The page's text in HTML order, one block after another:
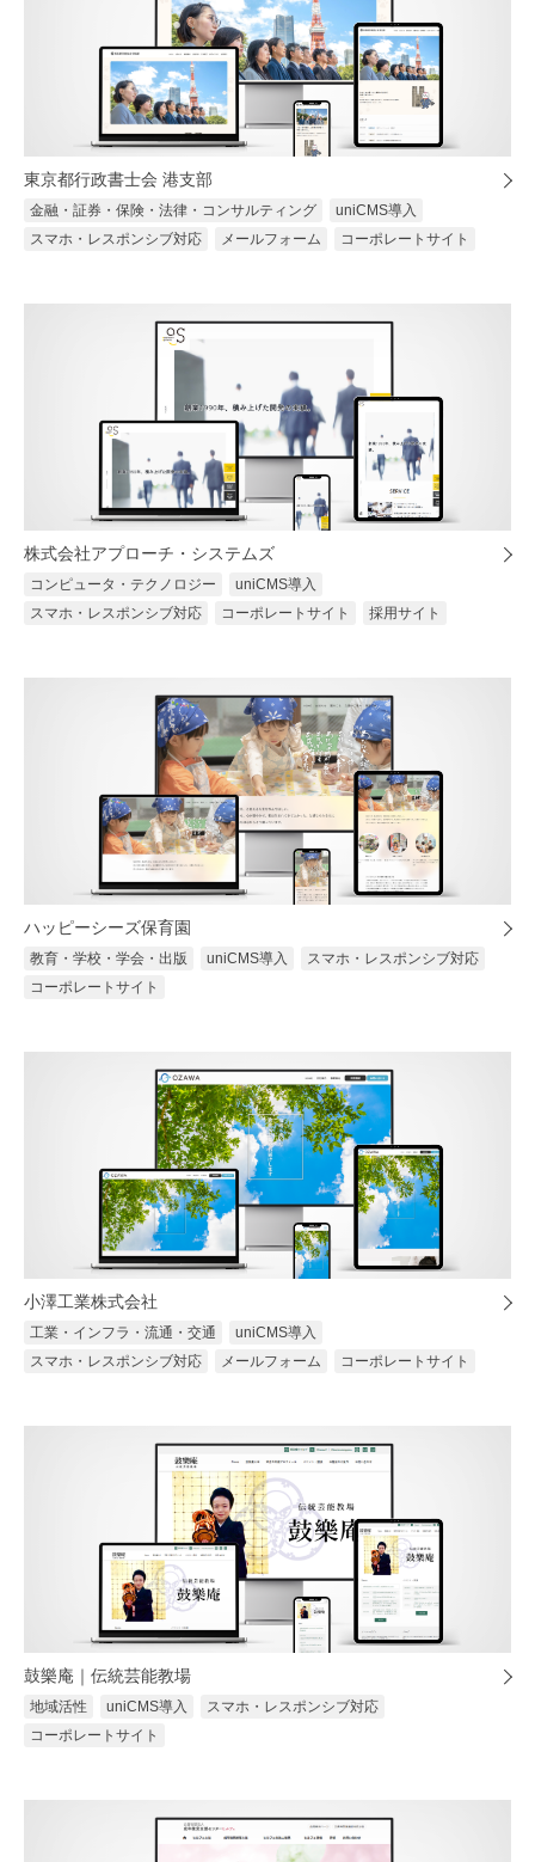
東京都行政書士会 港支部
金融・証券・保険・法律・コンサルティング
uniCMS導入
スマホ・レスポンシブ対応
メールフォーム コーポレートサイト
株式会社アプローチ・システムズ
コンピュータ・テクノロジー
uniCMS導入
スマホ・レスポンシブ対応
コーポレートサイト 採用サイト
ハッピーシーズ保育園
教育・学校・学会・出版 uniCMS導入
スマホ・レスポンシブ対応
コーポレートサイト
小澤工業株式会社
工業・インフラ・流通・交通
uniCMS導入
スマホ・レスポンシブ対応
メールフォーム コーポレートサイト
鼓樂庵｜伝統芸能教場
地域活性 uniCMS導入
スマホ・レスポンシブ対応
コーポレートサイト